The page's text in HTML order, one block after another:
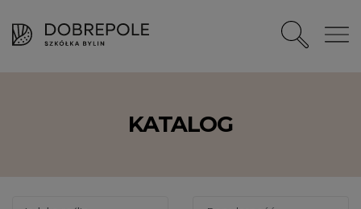
KATALOG